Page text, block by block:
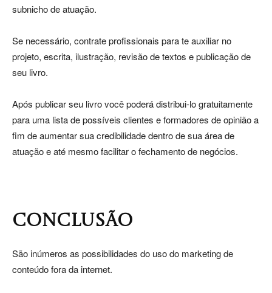
subnicho de atuação.
Se necessário, contrate profissionais para te auxiliar no
projeto, escrita, ilustração, revisão de textos e publicação de
seu livro.
Após publicar seu livro você poderá distribui-lo gratuitamente
para uma lista de possíveis clientes e formadores de opinião a
fim de aumentar sua credibilidade dentro de sua área de
atuação e até mesmo facilitar o fechamento de negócios.
CONCLUSÃO
São inúmeros as possibilidades do uso do marketing de
conteúdo fora da internet.